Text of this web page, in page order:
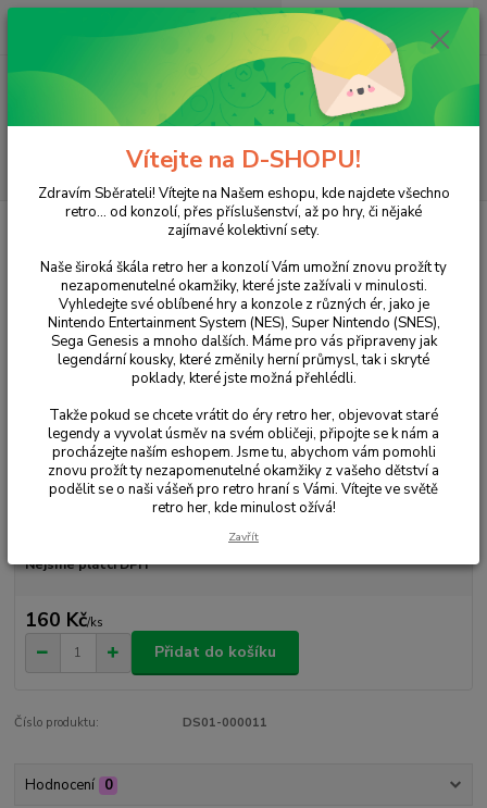
Menu
(Po-Pá, 15:00-20:00 hod.)
ks
0 Kč
DS Hry 101 in 1: Explosive MegaMix
101 in 1: Explosive MegaMix
Ohodnotit produkt
Nejsme plátci DPH
160 Kč/ks
Přidat do košíku
Číslo produktu: DS01-000011
Hodnocení 0
Vítejte na D-SHOPU!
Zdravím Sběrateli! Vítejte na Našem eshopu, kde najdete všechno
retro... od konzolí, přes příslušenství, až po hry, či nějaké
zajímavé kolektivní sety.
Naše široká škála retro her a konzolí Vám umožní znovu prožít ty
nezapomenutelné okamžiky, které jste zažívali v minulosti.
Vyhledejte své oblíbené hry a konzole z různých ér, jako je
Nintendo Entertainment System (NES), Super Nintendo (SNES),
Sega Genesis a mnoho dalších. Máme pro vás připraveny jak
legendární kousky, které změnily herní průmysl, tak i skryté
poklady, které jste možná přehlédli.
Takže pokud se chcete vrátit do éry retro her, objevovat staré
legendy a vyvolat úsměv na svém obličeji, připojte se k nám a
procházejte naším eshopem. Jsme tu, abychom vám pomohli
znovu prožít ty nezapomenutelné okamžiky z vašeho dětství a
podělit se o naši vášeň pro retro hraní s Vámi. Vítejte ve světě
retro her, kde minulost ožívá!
Zavřít